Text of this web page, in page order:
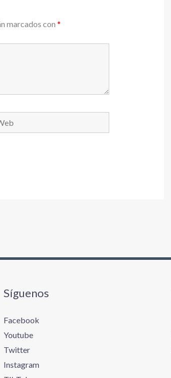
marcados con *
Síguenos
Facebook
Youtube
Twitter
Instagram